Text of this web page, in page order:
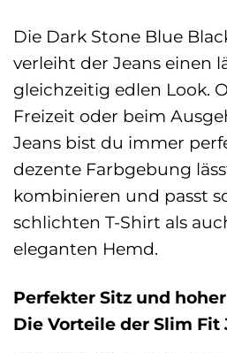
Die Dark Stone Blue
verleiht der Jeans einen
gleichzeitig edlen Look.
Freizeit oder beim
Jeans bist du immer
dezente Farbgebung
kombinieren und passt
schlichten T-Shirt als
eleganten Hemd.
Perfekter Sitz und
Die Vorteile der Slim Fit